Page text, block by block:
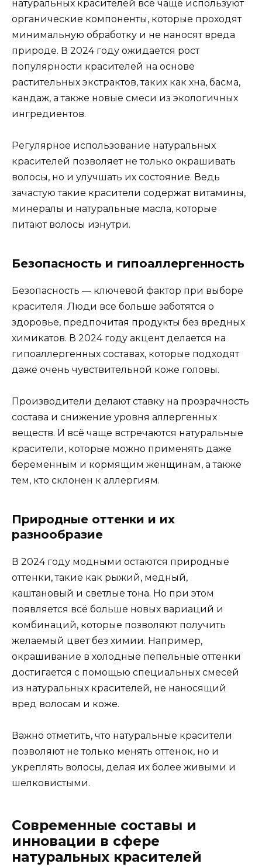
натуральных красителей всё чаще используют
органические компоненты, которые проходят
минимальную обработку и не наносят вреда
природе. В 2024 году ожидается рост
популярности красителей на основе
растительных экстрактов, таких как хна, басма,
кандаж, а также новые смеси из экологичных
ингредиентов.
Регулярное использование натуральных
красителей позволяет не только окрашивать
волосы, но и улучшать их состояние. Ведь
зачастую такие красители содержат витамины,
минералы и натуральные масла, которые
питают волосы изнутри.
Безопасность и гипоаллергенность
Безопасность — ключевой фактор при выборе
красителя. Люди все больше заботятся о
здоровье, предпочитая продукты без вредных
химикатов. В 2024 году акцент делается на
гипоаллергенных составах, которые подходят
даже очень чувствительной коже головы.
Производители делают ставку на прозрачность
состава и снижение уровня аллергенных
веществ. И всё чаще встречаются натуральные
красители, которые можно применять даже
беременным и кормящим женщинам, а также
тем, кто склонен к аллергиям.
Природные оттенки и их
разнообразие
В 2024 году модными остаются природные
оттенки, такие как рыжий, медный,
каштановый и светлые тона. Но при этом
появляется всё больше новых вариаций и
комбинаций, которые позволяют получить
желаемый цвет без химии. Например,
окрашивание в холодные пепельные оттенки
достигается с помощью специальных смесей
из натуральных красителей, не наносящий
вред волосам и коже.
Важно отметить, что натуральные красители
позволяют не только менять оттенок, но и
укреплять волосы, делая их более живыми и
шелковистыми.
Современные составы и
инновации в сфере
натуральных красителей